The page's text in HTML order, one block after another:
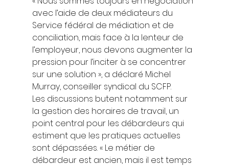
avec l’aide de deux médiateurs du
Service fédéral de médiation et de
conciliation, mais face à la lenteur de
l’employeur, nous devons augmenter la
pression pour l’inciter à se concentrer
sur une solution », a déclaré Michel
Murray, conseiller syndical du SCFP.
Les discussions butent notamment sur
la gestion des horaires de travail, un
point central pour les débardeurs qui
estiment que les pratiques actuelles
sont dépassées. « Le métier de
débardeur est ancien, mais il est temps